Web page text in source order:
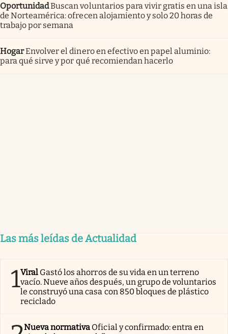
OportunidadBuscan voluntarios para vivir gratis en una isla
de Norteamérica: ofrecen alojamiento y solo 20 horas de
trabajo por semana
HogarEnvolver el dinero en efectivo en papel aluminio:
para qué sirve y por qué recomiendan hacerlo
Las más leídas de Actualidad
1Viral Gastó los ahorros de su vida en un terreno
vacío. Nueve años después, un grupo de voluntarios
le construyó una casa con 850 bloques de plástico
reciclado
Nueva normativa Oficial y confirmado: entra en